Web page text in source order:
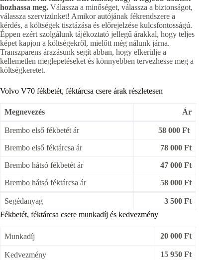
hozhassa meg. Válassza a minőséget, válassza a biztonságot,
válassza szervizünket! Amikor autójának fékrendszere a
kérdés, a költségek tisztázása és előrejelzése kulcsfontosságú.
Éppen ezért szolgálunk tájékoztató jellegű árakkal, hogy teljes
képet kapjon a költségekről, mielőtt még nálunk járna.
Transzparens árazásunk segít abban, hogy elkerülje a
kellemetlen meglepetéseket és könnyebben tervezhesse meg a
költségkeretet.
Volvo V70 fékbetét, féktárcsa csere árak részletesen
Megnevezés Ár
Brembo első fékbetét ár 58 000 Ft
Brembo első féktárcsa ár 78 000 Ft
Brembo hátsó fékbetét ár 47 000 Ft
Brembo hátsó féktárcsa ár 58 000 Ft
Segédanyag
3 500 Ft
Fékbetét, féktárcsa csere munkadíj és kedvezmény
Munkadíj 20 000 Ft
Kedvezmény 15 950 Ft